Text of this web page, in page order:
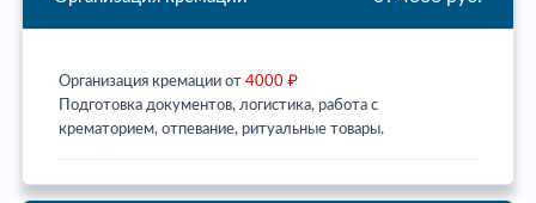
Организация кремации от 4000 ₽
Подготовка документов, логистика, работа с
крематорием, отпевание, ритуальные товары.